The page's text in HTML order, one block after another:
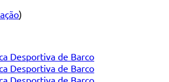
)
Desportiva de Barco
Desportiva de Barco